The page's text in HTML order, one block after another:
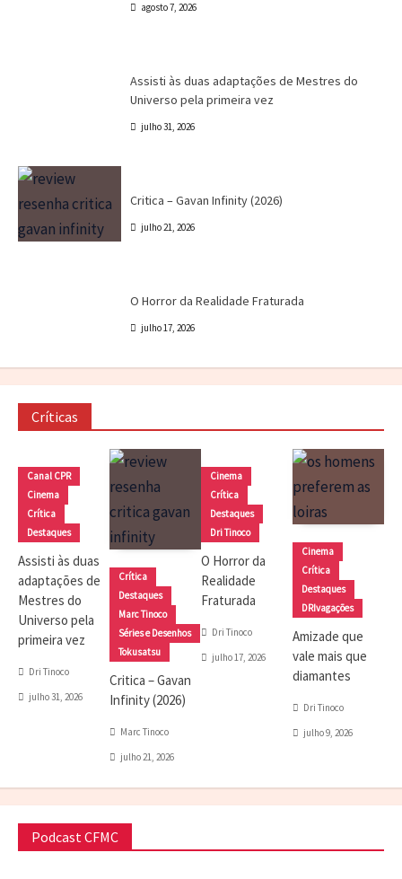
agosto 7, 2026
Assisti às duas adaptações de Mestres do
Universo pela primeira vez
julho 31, 2026
Critica – Gavan Infinity (2026)
julho 21, 2026
O Horror da Realidade Fraturada
julho 17, 2026
Críticas
Canal CPR
Cinema
Crítica
Destaques
Assisti às duas
adaptações de
Mestres do
Universo pela
primeira vez
Dri Tinoco
julho 31, 2026
Crítica
Destaques
Marc Tinoco
Séries e Desenhos
Tokusatsu
Critica – Gavan
Infinity (2026)
Marc Tinoco
julho 21, 2026
Cinema
Crítica
Destaques
Dri Tinoco
O Horror da
Realidade
Fraturada
Dri Tinoco
julho 17, 2026
Cinema
Crítica
Destaques
DRIvagações
Amizade que
vale mais que
diamantes
Dri Tinoco
julho 9, 2026
Podcast CFMC